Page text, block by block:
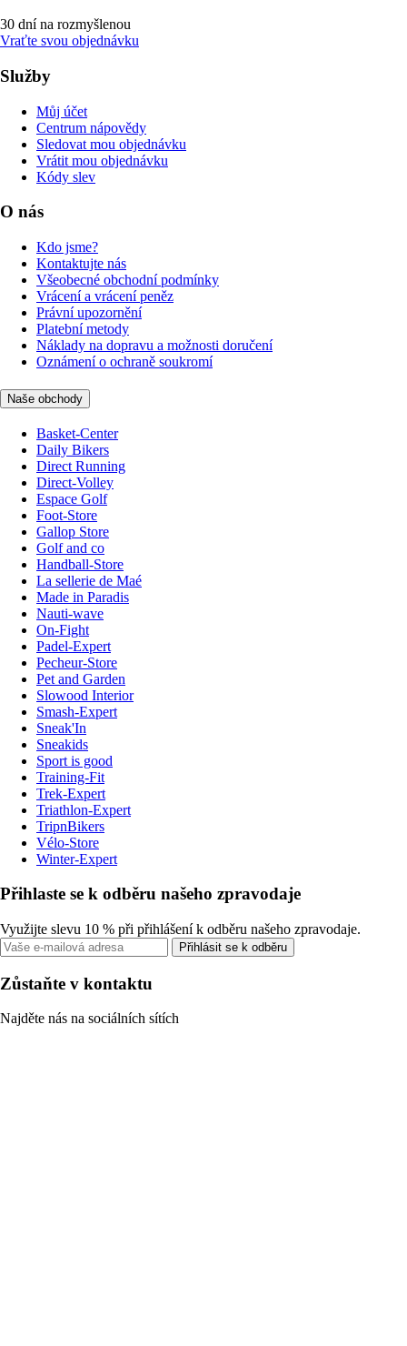
30 dní na rozmyšlenou
Vraťte svou objednávku
Služby
Můj účet
Centrum nápovědy
Sledovat mou objednávku
Vrátit mou objednávku
Kódy slev
O nás
Kdo jsme?
Kontaktujte nás
Všeobecné obchodní podmínky
Vrácení a vrácení peněz
Právní upozornění
Platební metody
Náklady na dopravu a možnosti doručení
Oznámení o ochraně soukromí
Naše obchody
Basket-Center
Daily Bikers
Direct Running
Direct-Volley
Espace Golf
Foot-Store
Gallop Store
Golf and co
Handball-Store
La sellerie de Maé
Made in Paradis
Nauti-wave
On-Fight
Padel-Expert
Pecheur-Store
Pet and Garden
Slowood Interior
Smash-Expert
Sneak'In
Sneakids
Sport is good
Training-Fit
Trek-Expert
Triathlon-Expert
TripnBikers
Vélo-Store
Winter-Expert
Přihlaste se k odběru našeho zpravodaje
Využijte slevu 10 % při přihlášení k odběru našeho zpravodaje.
Přihlásit se k odběru
Zůstaňte v kontaktu
Najděte nás na sociálních sítích